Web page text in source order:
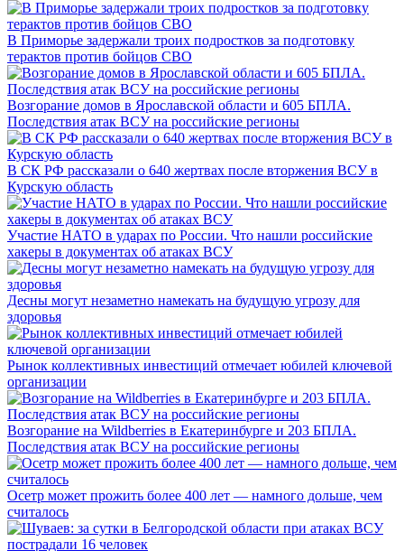
В Приморье задержали троих подростков за подготовку
терактов против бойцов СВО
Возгорание домов в Ярославской области и 605 БПЛА.
Последствия атак ВСУ на российские регионы
В СК РФ рассказали о 640 жертвах после вторжения ВСУ в
Курскую область
Участие НАТО в ударах по России. Что нашли российские
хакеры в документах об атаках ВСУ
Десны могут незаметно намекать на будущую угрозу для
здоровья
Рынок коллективных инвестиций отмечает юбилей ключевой
организации
Возгорание на Wildberries в Екатеринбурге и 203 БПЛА.
Последствия атак ВСУ на российские регионы
Осетр может прожить более 400 лет — намного дольше, чем
считалось